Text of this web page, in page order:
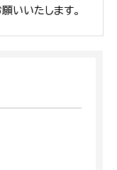
いいたします。